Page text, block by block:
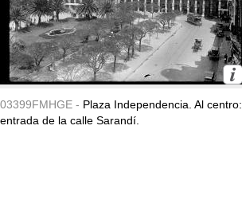
03399FMHGE - Plaza Independencia. Al centro:
entrada de la calle Sarandí.